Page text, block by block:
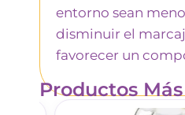
entorno sean
disminuir el
favorecer un
Productos